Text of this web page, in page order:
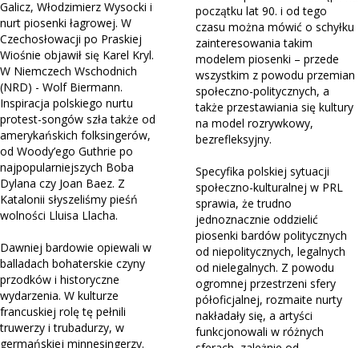
Galicz, Włodzimierz Wysocki i
nurt piosenki łagrowej. W
Czechosłowacji po Praskiej
Wiośnie objawił się Karel Kryl.
W Niemczech Wschodnich
(NRD) - Wolf Biermann.
Inspiracja polskiego nurtu
protest-songów szła także od
amerykańskich folksingerów,
od Woody’ego Guthrie po
najpopularniejszych Boba
Dylana czy Joan Baez. Z
Katalonii słyszeliśmy pieśń
wolności Lluisa Llacha.
Dawniej bardowie opiewali w
balladach bohaterskie czyny
przodków i historyczne
wydarzenia. W kulturze
francuskiej rolę tę pełnili
truwerzy i trubadurzy, w
germańskiej minnesingerzy.
początku lat 90. i od tego
czasu można mówić o schyłku
zainteresowania takim
modelem piosenki – przede
wszystkim z powodu przemian
społeczno-politycznych, a
także przestawiania się kultury
na model rozrywkowy,
bezrefleksyjny.
Specyfika polskiej sytuacji
społeczno-kulturalnej w PRL
sprawia, że trudno
jednoznacznie oddzielić
piosenki bardów politycznych
od niepolitycznych, legalnych
od nielegalnych. Z powodu
ogromnej przestrzeni sfery
półoficjalnej, rozmaite nurty
nakładały się, a artyści
funkcjonowali w różnych